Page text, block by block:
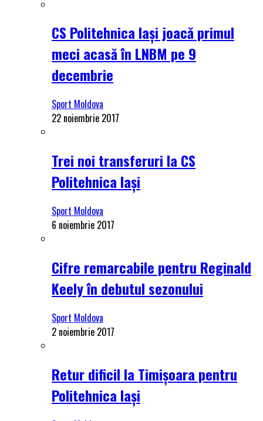
CS Politehnica Iași joacă primul
meci acasă în LNBM pe 9
decembrie
Sport Moldova
22 noiembrie 2017
Trei noi transferuri la CS
Politehnica Iași
Sport Moldova
6 noiembrie 2017
Cifre remarcabile pentru Reginald
Keely în debutul sezonului
Sport Moldova
2 noiembrie 2017
Retur dificil la Timișoara pentru
Politehnica Iași